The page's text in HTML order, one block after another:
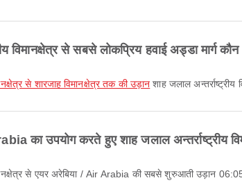
विमानक्षेत्र से सबसे लोकप्रिय हवाई अड्डा मार्ग
से शारजाह विमानक्षेत्र तक की उड़ान शाह जलाल
का उपयोग करते हुए शाह जलाल अन्तर्राष्ट्रीय